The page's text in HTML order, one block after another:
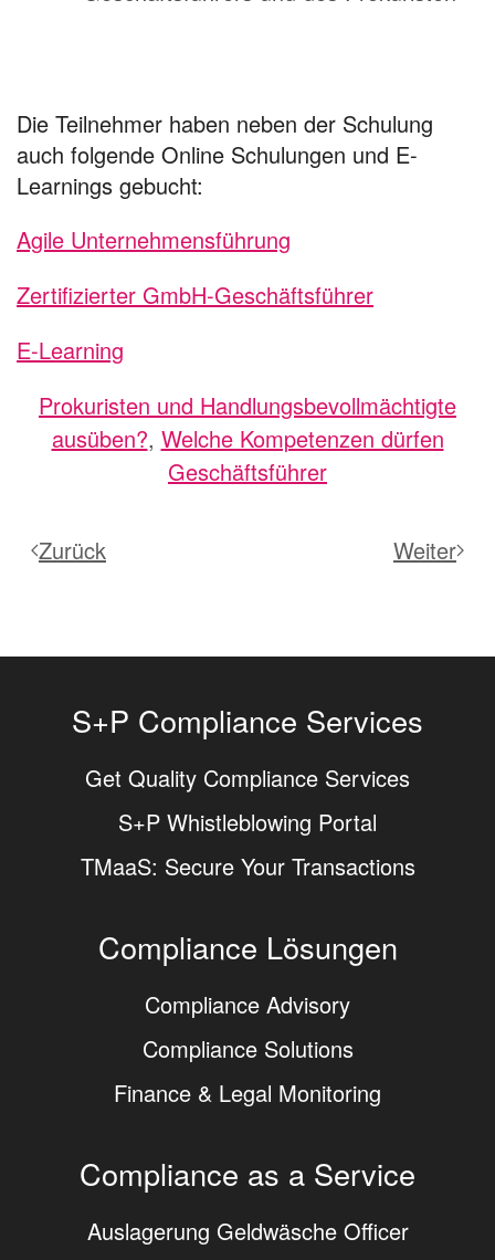
Die Teilnehmer haben neben der Schulung
auch folgende Online Schulungen und E-
Learnings gebucht:
Agile Unternehmensführung
Zertifizierter GmbH-Geschäftsführer
E-Learning
Prokuristen und Handlungsbevollmächtigte
ausüben?, Welche Kompetenzen dürfen
Geschäftsführer
Zurück Weiter
S+P Compliance Services
Get Quality Compliance Services
S+P Whistleblowing Portal
TMaaS: Secure Your Transactions
Compliance Lösungen
Compliance Advisory
Compliance Solutions
Finance & Legal Monitoring
Compliance as a Service
Auslagerung Geldwäsche Officer